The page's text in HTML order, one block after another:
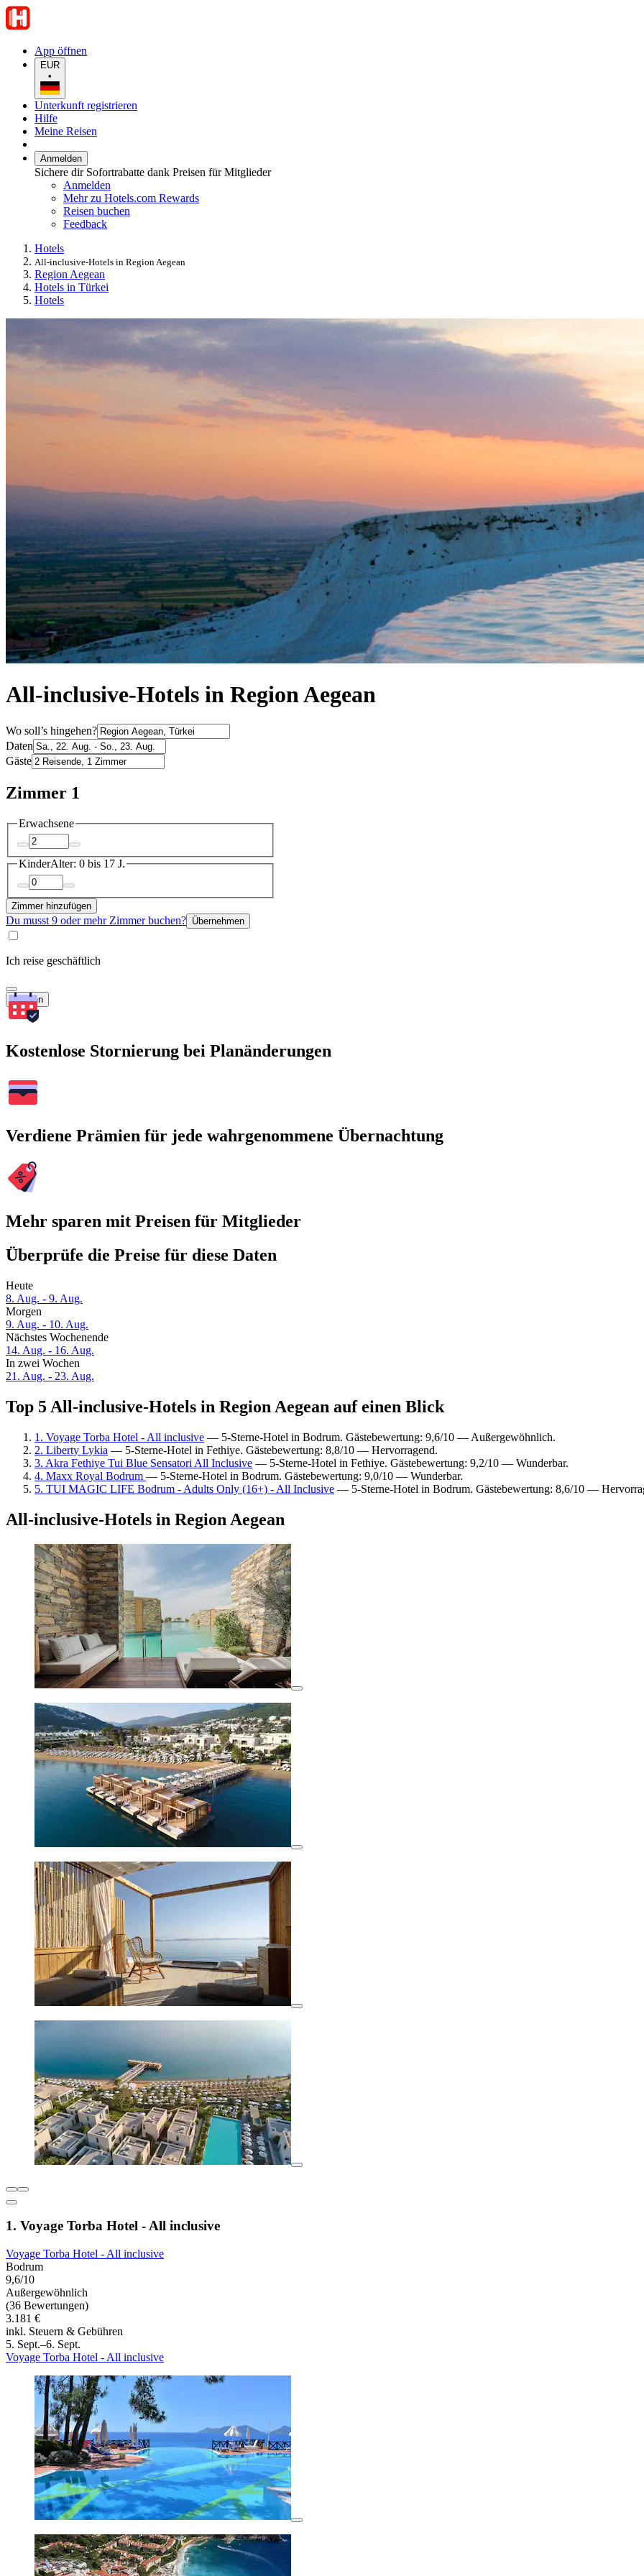
App öffnen
EUR
•
Unterkunft registrieren
Hilfe
Meine Reisen
Anmelden
Sichere dir Sofortrabatte dank Preisen für Mitglieder
Anmelden
Mehr zu Hotels.com Rewards
Reisen buchen
Feedback
Hotels
All-inclusive-Hotels in Region Aegean
Region Aegean
Hotels in Türkei
Hotels
All-inclusive-Hotels in Region Aegean
Wo soll’s hingehen?
Daten
Gäste
Zimmer 1
Erwachsene
KinderAlter: 0 bis 17 J.
Zimmer hinzufügen
Du musst 9 oder mehr Zimmer buchen? Übernehmen
Ich reise geschäftlich
Suchen
Kostenlose Stornierung bei Planänderungen
Verdiene Prämien für jede wahrgenommene Übernachtung
Mehr sparen mit Preisen für Mitglieder
Überprüfe die Preise für diese Daten
Heute
8. Aug. - 9. Aug.
Morgen
9. Aug. - 10. Aug.
Nächstes Wochenende
14. Aug. - 16. Aug.
In zwei Wochen
21. Aug. - 23. Aug.
Top 5 All-inclusive-Hotels in Region Aegean auf einen Blick
1. Voyage Torba Hotel - All inclusive — 5-Sterne-Hotel in Bodrum. Gästebewertung: 9,6/10 — Außergewöhnlich.
2. Liberty Lykia — 5-Sterne-Hotel in Fethiye. Gästebewertung: 8,8/10 — Hervorragend.
3. Akra Fethiye Tui Blue Sensatori All Inclusive — 5-Sterne-Hotel in Fethiye. Gästebewertung: 9,2/10 — Wunderbar.
4. Maxx Royal Bodrum — 5-Sterne-Hotel in Bodrum. Gästebewertung: 9,0/10 — Wunderbar.
5. TUI MAGIC LIFE Bodrum - Adults Only (16+) - All Inclusive — 5-Sterne-Hotel in Bodrum. Gästebewertung: 8,6/10 —
All-inclusive-Hotels in Region Aegean
1. Voyage Torba Hotel - All inclusive
Voyage Torba Hotel - All inclusive
Bodrum
9,6/10
Außergewöhnlich
(36 Bewertungen)
3.181 €
inkl. Steuern & Gebühren
5. Sept.–6. Sept.
Voyage Torba Hotel - All inclusive